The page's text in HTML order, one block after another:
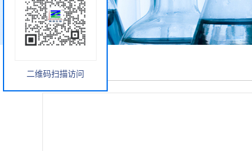
产品展厅
二维码扫描访问